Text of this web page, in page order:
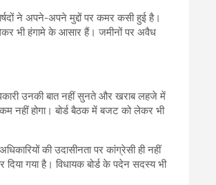
ने अपने-अपने मुद्दों पर कमर कसी हुई है।
लेकर भी हंगामे के आसार हैं। जमीनों पर अवैध
उनकी बात नहीं सुनते और खराब लहजे में
नहीं होगा। बोर्ड बैठक में बजट को लेकर भी
की उदासीनता पर कांग्रेसी ही नहीं
दिया गया है। विधायक बोर्ड के पदेन सदस्य भी